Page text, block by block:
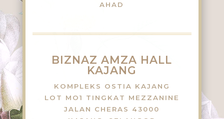
AHAD
BIZNAZ AMZA HALL
KAJANG
KOMPLEKS OSTIA KAJANG
LOT MO1 TINGKAT MEZZANINE
JALAN CHERAS 43000